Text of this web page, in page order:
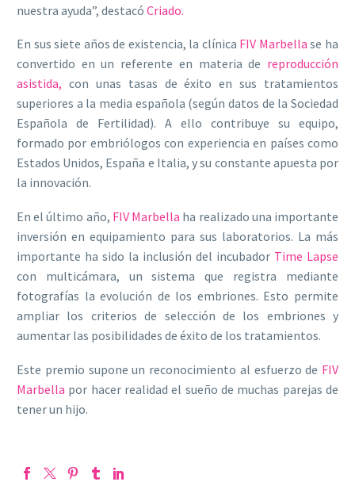
nuestra ayuda”, destacó Criado.
En sus siete años de existencia, la clínica FIV Marbella se ha
convertido en un referente en materia de reproducción
asistida, con unas tasas de éxito en sus tratamientos
superiores a la media española (según datos de la Sociedad
Española de Fertilidad). A ello contribuye su equipo,
formado por embriólogos con experiencia en países como
Estados Unidos, España e Italia, y su constante apuesta por
la innovación.
En el último año, FIV Marbella ha realizado una importante
inversión en equipamiento para sus laboratorios. La más
importante ha sido la inclusión del incubador Time Lapse
con multicámara, un sistema que registra mediante
fotografías la evolución de los embriones. Esto permite
ampliar los criterios de selección de los embriones y
aumentar las posibilidades de éxito de los tratamientos.
Este premio supone un reconocimiento al esfuerzo de FIV
Marbella por hacer realidad el sueño de muchas parejas de
tener un hijo.